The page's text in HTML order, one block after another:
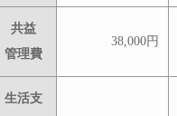
共益
管理費
38,000円
生活支